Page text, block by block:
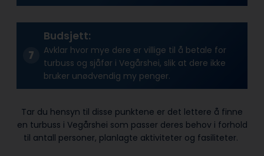
Budsjett:
Avklar hvor mye dere er villige til å betale for
turbuss og sjåfør i Vegårshei, slik at dere ikke
bruker unødvendig my penger.
Tar du hensyn til disse punktene er det lettere å finne
en turbuss i Vegårshei som passer deres behov i forhold
til antall personer, planlagte aktiviteter og fasiliteter.